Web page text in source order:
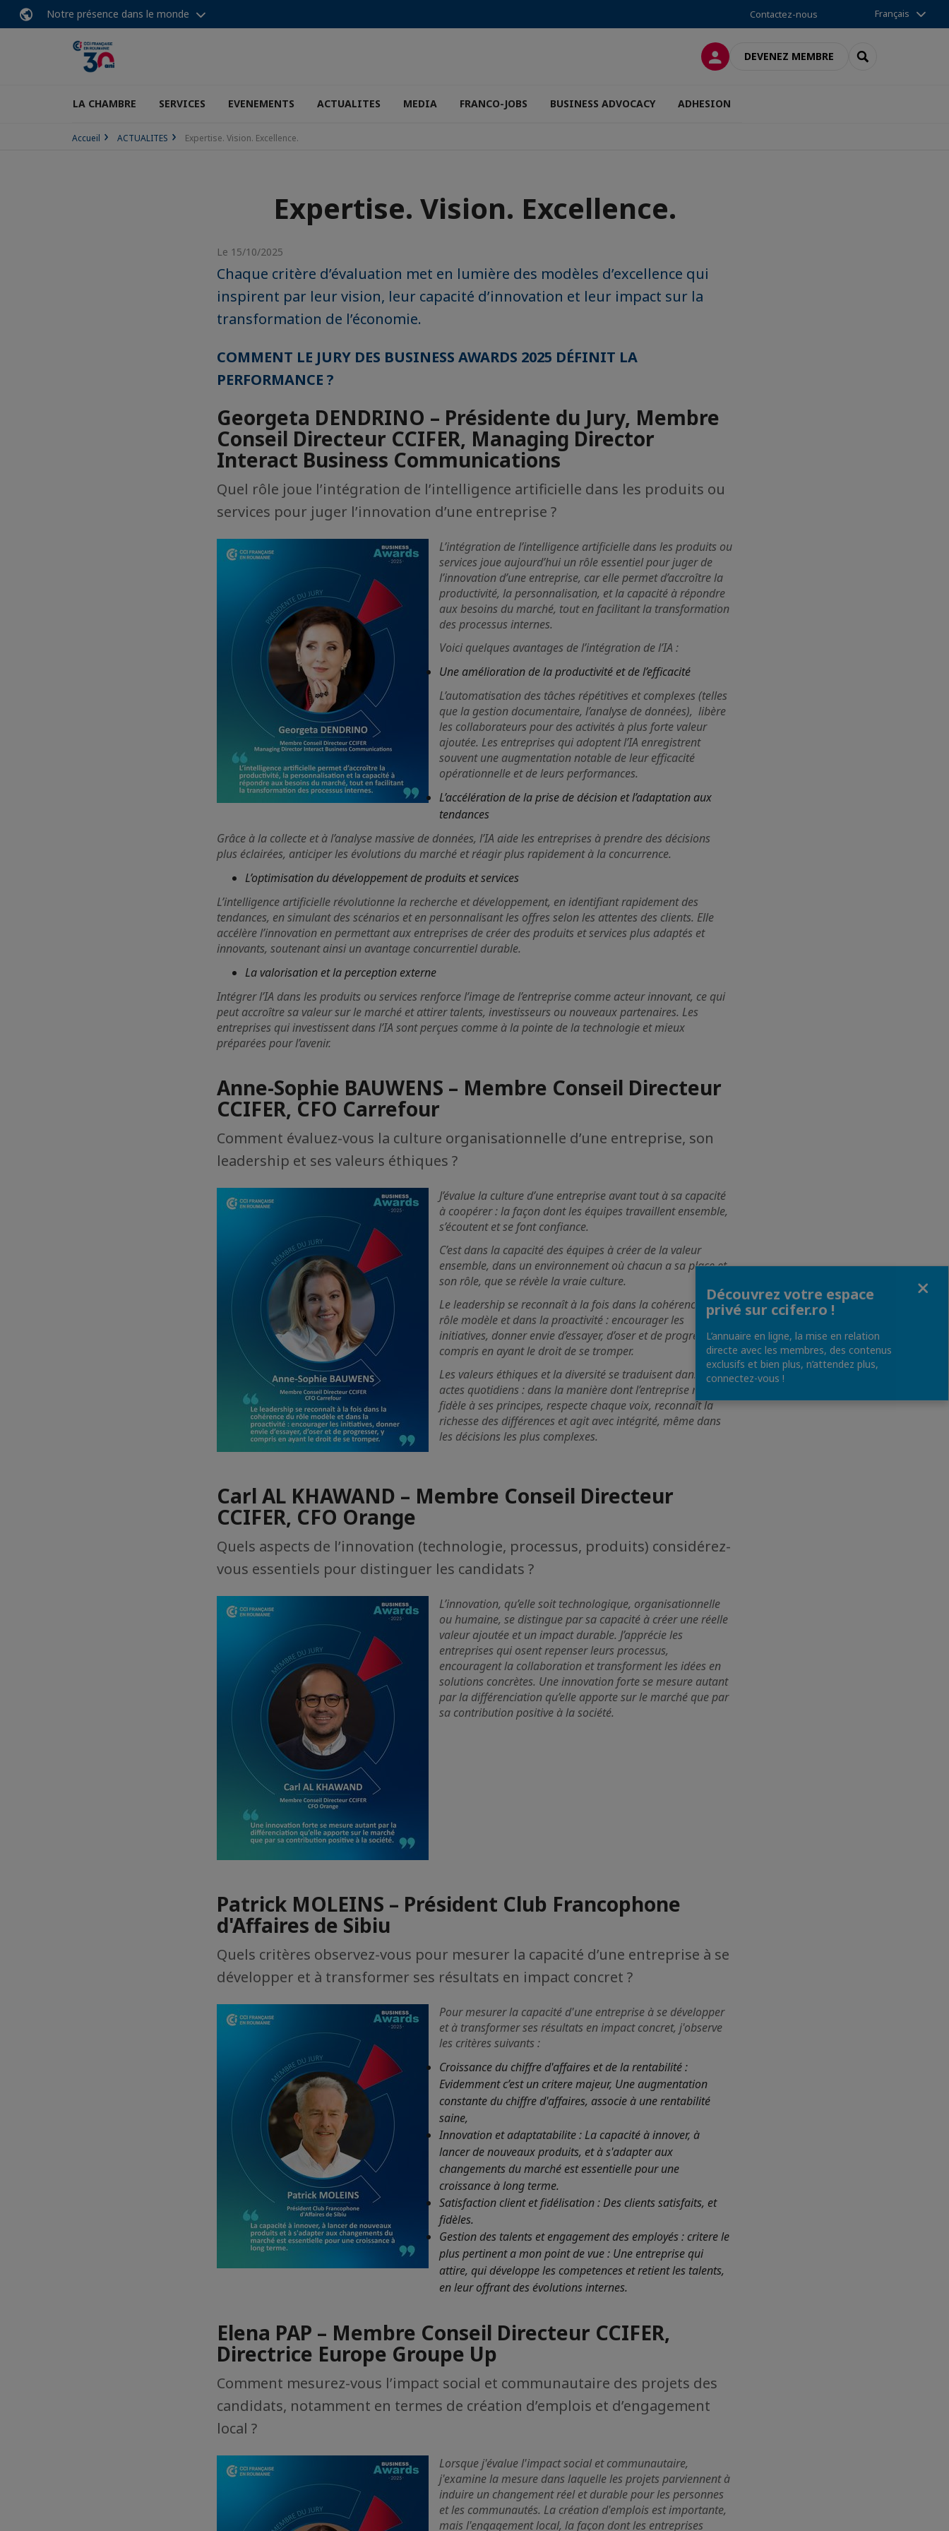
Notre présence dans le monde Contactez-nous Français
CONNEXIONDEVENEZ MEMBRE RECHERCHER
LA CHAMBRE SERVICES EVENEMENTS ACTUALITES MEDIA FRANCO-JOBS BUSINESS ADVOCACY ADHESION
Accueil ACTUALITES Expertise. Vision. Excellence.
Expertise. Vision. Excellence.
Le 15/10/2025
Chaque critère d’évaluation met en lumière des modèles d’excellence qui
inspirent par leur vision, leur capacité d’innovation et leur impact sur la
transformation de l’économie.
COMMENT LE JURY DES BUSINESS AWARDS 2025 DÉFINIT LA
PERFORMANCE ?
Georgeta DENDRINO – Présidente du Jury, Membre
Conseil Directeur CCIFER, Managing Director
Interact Business Communications
Quel rôle joue l’intégration de l’intelligence artificielle dans les produits ou
services pour juger l’innovation d’une entreprise ?
L’intégration de l’intelligence artificielle dans les produits ou
services joue aujourd’hui un rôle essentiel pour juger de
l’innovation d’une entreprise, car elle permet d’accroître la
productivité, la personnalisation, et la capacité à répondre
aux besoins du marché, tout en facilitant la transformation
des processus internes.
Voici quelques avantages de l’intégration de l’IA :
Une amélioration de la productivité et de l’efficacité
L’automatisation des tâches répétitives et complexes (telles
que la gestion documentaire, l’analyse de données), libère
les collaborateurs pour des activités à plus forte valeur
ajoutée. Les entreprises qui adoptent l’IA enregistrent
souvent une augmentation notable de leur efficacité
opérationnelle et de leurs performances.
L’accélération de la prise de décision et l’adaptation aux
tendances
Grâce à la collecte et à l’analyse massive de données, l’IA aide les entreprises à prendre des décisions
plus éclairées, anticiper les évolutions du marché et réagir plus rapidement à la concurrence.
L’optimisation du développement de produits et services
L’intelligence artificielle révolutionne la recherche et développement, en identifiant rapidement des
tendances, en simulant des scénarios et en personnalisant les offres selon les attentes des clients. Elle
accélère l’innovation en permettant aux entreprises de créer des produits et services plus adaptés et
innovants, soutenant ainsi un avantage concurrentiel durable.
La valorisation et la perception externe
Intégrer l’IA dans les produits ou services renforce l’image de l’entreprise comme acteur innovant, ce qui
peut accroître sa valeur sur le marché et attirer talents, investisseurs ou nouveaux partenaires. Les
entreprises qui investissent dans l’IA sont perçues comme à la pointe de la technologie et mieux
préparées pour l’avenir.
Anne-Sophie BAUWENS – Membre Conseil Directeur
CCIFER, CFO Carrefour
Comment évaluez-vous la culture organisationnelle d’une entreprise, son
leadership et ses valeurs éthiques ?
J’évalue la culture d’une entreprise avant tout à sa capacité
à coopérer : la façon dont les équipes travaillent ensemble,
s’écoutent et se font confiance.
C’est dans la capacité des équipes à créer de la valeur
ensemble, dans un environnement où chacun a sa place et
son rôle, que se révèle la vraie culture.
Le leadership se reconnaît à la fois dans la cohérence du
rôle modèle et dans la proactivité : encourager les
initiatives, donner envie d’essayer, d’oser et de progresser, y
compris en ayant le droit de se tromper.
Les valeurs éthiques et la diversité se traduisent dans les
actes quotidiens : dans la manière dont l’entreprise reste
fidèle à ses principes, respecte chaque voix, reconnaît la
richesse des différences et agit avec intégrité, même dans
les décisions les plus complexes.
Carl AL KHAWAND – Membre Conseil Directeur
CCIFER, CFO Orange
Quels aspects de l’innovation (technologie, processus, produits) considérez-
vous essentiels pour distinguer les candidats ?
L’innovation, qu’elle soit technologique, organisationnelle
ou humaine, se distingue par sa capacité à créer une réelle
valeur ajoutée et un impact durable. J’apprécie les
entreprises qui osent repenser leurs processus,
encouragent la collaboration et transforment les idées en
solutions concrètes. Une innovation forte se mesure autant
par la différenciation qu’elle apporte sur le marché que par
sa contribution positive à la société.
Patrick MOLEINS – Président Club Francophone
d'Affaires de Sibiu
Quels critères observez-vous pour mesurer la capacité d’une entreprise à se
développer et à transformer ses résultats en impact concret ?
Pour mesurer la capacité d'une entreprise à se développer
et à transformer ses résultats en impact concret, j'observe
les critères suivants :
Croissance du chiffre d'affaires et de la rentabilité :
Evidemment c’est un critere majeur, Une augmentation
constante du chiffre d'affaires, associe à une rentabilité
saine,
Innovation et adaptatabilite : La capacité à innover, à
lancer de nouveaux produits, et à s'adapter aux
changements du marché est essentielle pour une
croissance à long terme.
Satisfaction client et fidélisation : Des clients satisfaits, et
fidèles.
Gestion des talents et engagement des employés : critere le
plus pertinent a mon point de vue : Une entreprise qui
attire, qui développe les competences et retient les talents,
en leur offrant des évolutions internes.
Elena PAP – Membre Conseil Directeur CCIFER,
Directrice Europe Groupe Up
Comment mesurez-vous l’impact social et communautaire des projets des
candidats, notamment en termes de création d’emplois et d’engagement
local ?
Lorsque j'évalue l'impact social et communautaire,
j'examine la mesure dans laquelle les projets parviennent à
induire un changement réel et durable pour les personnes
et les communautés. La création d'emplois est importante,
mais l'engagement local, la façon dont les entreprises
Découvrez votre espace
privé sur ccifer.ro !
L’annuaire en ligne, la mise en relation
directe avec les membres, des contenus
exclusifs et bien plus, n’attendez plus,
connectez-vous !